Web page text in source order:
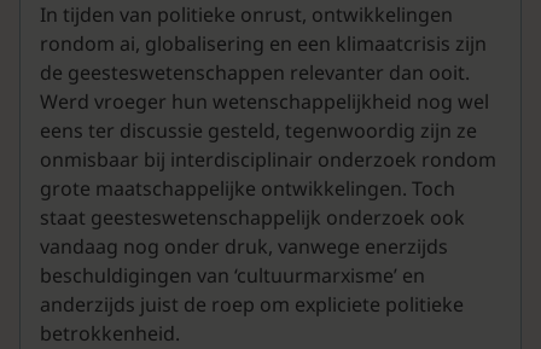
In tijden van politieke onrust, ontwikkelingen
rondom ai, globalisering en een klimaatcrisis zijn
de geesteswetenschappen relevanter dan ooit.
Werd vroeger hun wetenschappelijkheid nog wel
eens ter discussie gesteld, tegenwoordig zijn ze
onmisbaar bij interdisciplinair onderzoek rondom
grote maatschappelijke ontwikkelingen. Toch
staat geesteswetenschappelijk onderzoek ook
vandaag nog onder druk, vanwege enerzijds
beschuldigingen van ‘cultuurmarxisme’ en
anderzijds juist de roep om expliciete politieke
betrokkenheid.